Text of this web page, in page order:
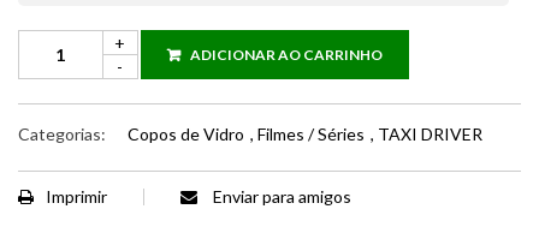
ADICIONAR AO CARRINHO
Categorias: Copos de Vidro , Filmes / Séries , TAXI DRIVER
Imprimir Enviar para amigos